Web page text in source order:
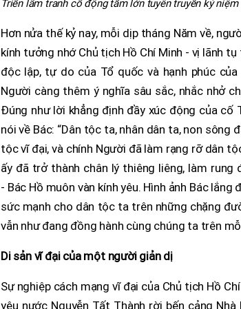
Triển lãm tranh cổ động tấm lớn tuyên truyền kỷ
Hơn nửa thế kỷ nay, mỗi dịp tháng Năm về,
kính tưởng nhớ Chủ tịch Hồ Chí Minh - vị lãnh
độc lập, tự do của Tổ quốc và hạnh phúc
Người càng thêm ý nghĩa sâu sắc, nhắc nhở
Đúng như lời khẳng định đầy xúc động của
nói về Bác: “Dân tộc ta, nhân dân ta, non
tộc vĩ đại, và chính Người đã làm rạng rỡ dân
ấy đã trở thành chân lý thiêng liêng, làm
- Bác Hồ muôn vàn kính yêu. Hình ảnh Bác
sức mạnh cho dân tộc ta trên những chặng
vẫn như đang đồng hành cùng chúng ta trên
Di sản vĩ đại của một người giản dị
Sự nghiệp cách mạng vĩ đại của Chủ tịch Hồ
yêu nước Nguyễn Tất Thành rời bến cảng